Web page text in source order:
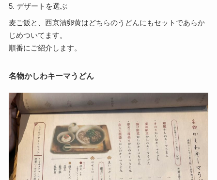
5. デザートを選ぶ
麦ご飯と、西京漬卵黄はどちらのうどんにもセットであらか
じめついてます。
順番にご紹介します。
名物かしわキーマうどん